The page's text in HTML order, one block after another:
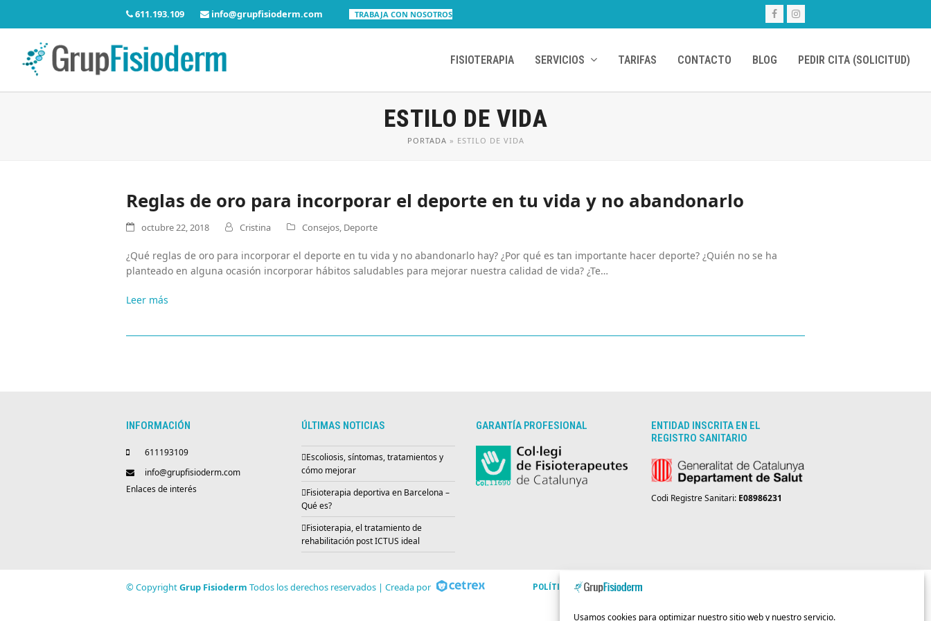
Usamos cookies para optimizar nuestro sitio web y nuestro servicio.
611.193.109 info@grupfisioderm.com TRABAJA CON NOSOTROS FacebookInstagram
FISIOTERAPIA SERVICIOS TARIFAS CONTACTO BLOG PEDIR CITA (SOLICITUD)
ESTILO DE VIDA
PORTADA » ESTILO DE VIDA
Reglas de oro para incorporar el deporte en tu vida y no abandonarlo
octubre 22, 2018 Cristina Consejos, Deporte
¿Qué reglas de oro para incorporar el deporte en tu vida y no abandonarlo hay? ¿Por qué es tan importante hacer deporte? ¿Quién no se ha
planteado en alguna ocasión incorporar hábitos saludables para mejorar nuestra calidad de vida? ¿Te…
Leer más
INFORMACIÓN
611193109
info@grupfisioderm.com
Enlaces de interés
ÚLTIMAS NOTICIAS
Escoliosis, síntomas, tratamientos y
cómo mejorar
Fisioterapia deportiva en Barcelona –
Qué es?
Fisioterapia, el tratamiento de
rehabilitación post ICTUS ideal
GARANTÍA PROFESIONAL
ENTIDAD INSCRITA EN EL
REGISTRO SANITARIO
Codi Registre Sanitari: E08986231
© CopyrightGrup Fisioderm Todos los derechos reservados | Creada por POLÍTICA DE PRIVACIDAD